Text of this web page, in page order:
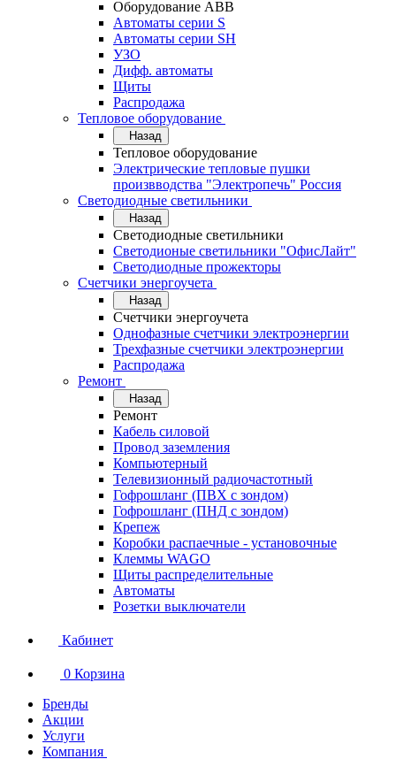
Оборудование АВВ
Автоматы серии S
Автоматы серии SH
УЗО
Дифф. автоматы
Щиты
Распродажа
Тепловое оборудование
Назад
Тепловое оборудование
Электрические тепловые пушки
произвводства "Электропечь" Россия
Светодиодные светильники
Назад
Светодиодные светильники
Светодионые светильники "ОфисЛайт"
Светодиодные прожекторы
Счетчики энергоучета
Назад
Счетчики энергоучета
Однофазные счетчики электроэнергии
Трехфазные счетчики электроэнергии
Распродажа
Ремонт
Назад
Ремонт
Кабель силовой
Провод заземления
Компьютерный
Телевизионный радиочастотный
Гофрошланг (ПВХ с зондом)
Гофрошланг (ПНД с зондом)
Крепеж
Коробки распаечные - установочные
Клеммы WAGO
Щиты распределительные
Автоматы
Розетки выключатели
Кабинет
0 Корзина
Бренды
Акции
Услуги
Компания